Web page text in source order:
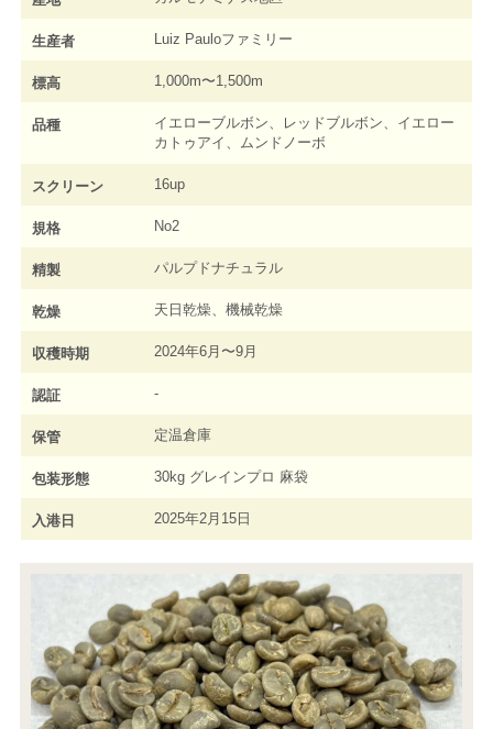
生産者 Luiz Pauloファミリー
標高 1,000m〜1,500m
品種
イエローブルボン、レッドブルボン、イエロー
カトゥアイ、ムンドノーボ
スクリーン 16up
規格 No2
精製 パルプドナチュラル
乾燥 天日乾燥、機械乾燥
収穫時期 2024年6月〜9月
認証 -
保管 定温倉庫
包装形態 30kg グレインプロ 麻袋
入港日 2025年2月15日